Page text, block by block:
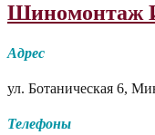
Шиномонтаж
Адрес
ул. Ботаническая 6,
Телефоны